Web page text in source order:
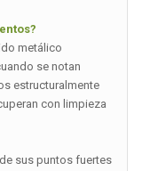
metálico
se notan
estructuralmente
con limpieza
sus puntos fuertes